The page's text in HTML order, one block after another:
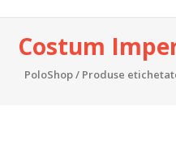
Costum
PoloShop/ Produse